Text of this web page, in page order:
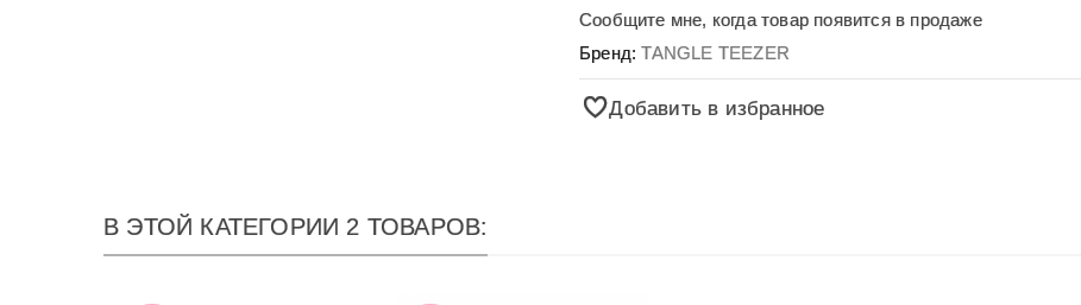
Сообщите мне, когда товар появится в продаже
Бренд:TANGLE TEEZER
Добавить в избранное
В ЭТОЙ КАТЕГОРИИ 2 ТОВАРОВ: